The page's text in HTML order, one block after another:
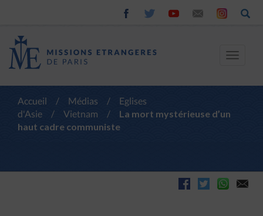
Toggle
Accueil / Médias /
Eglises
d'Asie
/ Vietnam /
La mort mystérieuse d’un
haut cadre communiste